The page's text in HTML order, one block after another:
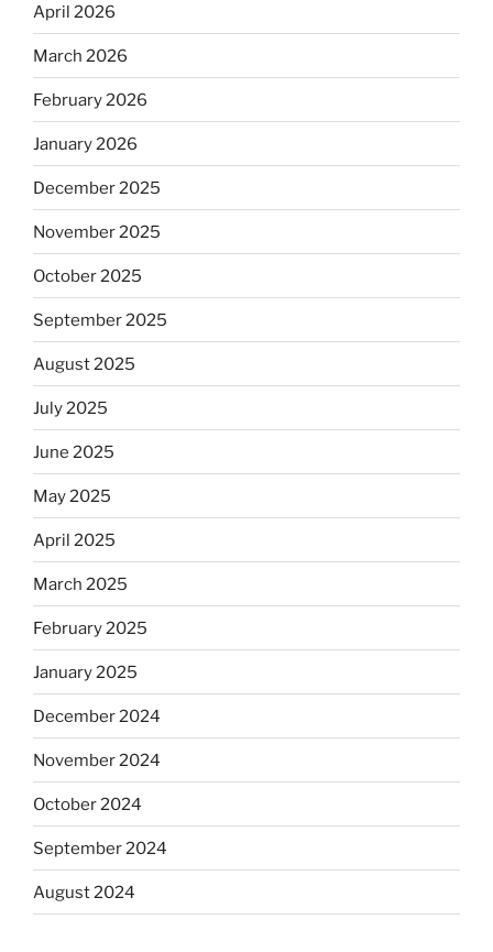
April 2026
March 2026
February 2026
January 2026
December 2025
November 2025
October 2025
September 2025
August 2025
July 2025
June 2025
May 2025
April 2025
March 2025
February 2025
January 2025
December 2024
November 2024
October 2024
September 2024
August 2024